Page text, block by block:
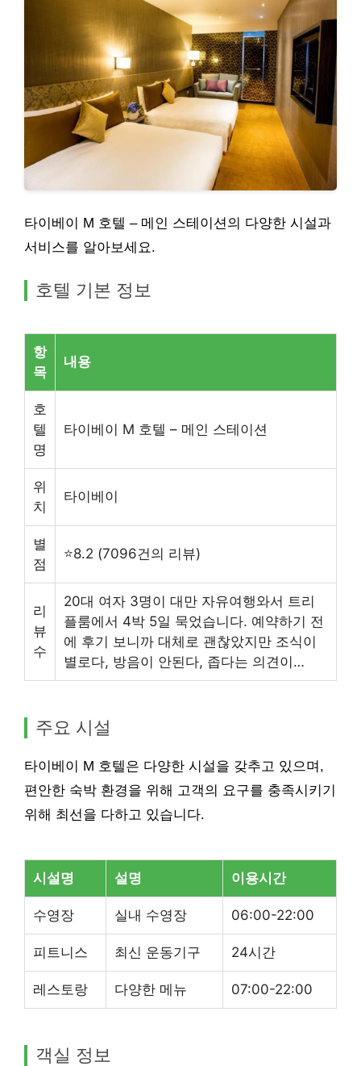
타이베이 M 호텔 – 메인 스테이션의 다양한 시설과
서비스를 알아보세요.
호텔 기본 정보
항
목
내용
호
텔
명
타이베이 M 호텔 – 메인 스테이션
위
치
타이베이
별
점
⭐8.2 (7096건의 리뷰)
리
뷰
수
20대 여자 3명이 대만 자유여행와서 트리
플룸에서 4박 5일 묵었습니다. 예약하기 전
에 후기 보니까 대체로 괜찮았지만 조식이
별로다, 방음이 안된다, 좁다는 의견이…
주요 시설
타이베이 M 호텔은 다양한 시설을 갖추고 있으며,
편안한 숙박 환경을 위해 고객의 요구를 충족시키기
위해 최선을 다하고 있습니다.
시설명 설명 이용시간
수영장 실내 수영장 06:00-22:00
피트니스 최신 운동기구 24시간
레스토랑 다양한 메뉴 07:00-22:00
객실 정보